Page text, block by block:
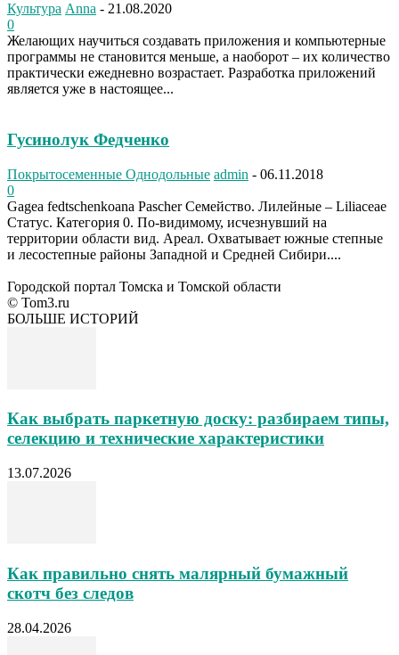
Культура Anna - 21.08.2020
0
Желающих научиться создавать приложения и компьютерные
программы не становится меньше, а наоборот – их количество
практически ежедневно возрастает. Разработка приложений
является уже в настоящее...
Гусинолук Федченко
Покрытосеменные Однодольные admin - 06.11.2018
0
Gagea fedtschenkoana Pascher Семейство. Лилейные – Liliaceae
Статус. Категория 0. По-видимому, исчезнувший на
территории области вид. Ареал. Охватывает южные степные
и лесостепные районы Западной и Средней Сибири....
Городской портал Томска и Томской области
© Tom3.ru
БОЛЬШЕ ИСТОРИЙ
Как выбрать паркетную доску: разбираем типы,
селекцию и технические характеристики
13.07.2026
Как правильно снять малярный бумажный
скотч без следов
28.04.2026